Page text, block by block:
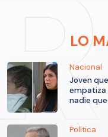
LO
Nacional
Joven
empatiza
nadie
Política